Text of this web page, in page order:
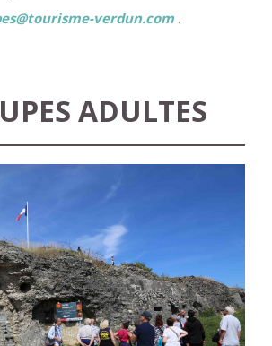
verdun.com.
ADULTES